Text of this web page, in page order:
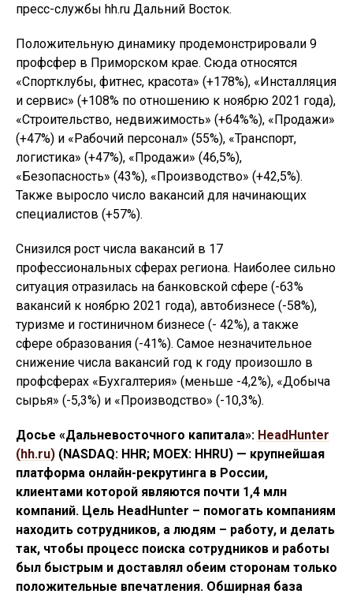
пресс-службы hh.ru Дальний Восток.
Положительную динамику продемонстрировали 9
профсфер в Приморском крае. Сюда относятся
«Спортклубы, фитнес, красота» (+178%), «Инсталляция
и сервис» (+108% по отношению к ноябрю 2021 года),
«Строительство, недвижимость» (+64%%), «Продажи»
(+47%) и «Рабочий персонал» (55%), «Транспорт,
логистика» (+47%), «Продажи» (46,5%),
«Безопасность» (43%), «Производство» (+42,5%).
Также выросло число вакансий для начинающих
специалистов (+57%).
Снизился рост числа вакансий в 17
профессиональных сферах региона. Наиболее сильно
ситуация отразилась на банковской сфере (-63%
вакансий к ноябрю 2021 года), автобизнесе (-58%),
туризме и гостиничном бизнесе (- 42%), а также
сфере образования (-41%). Самое незначительное
снижение числа вакансий год к году произошло в
профсферах «Бухгалтерия» (меньше -4,2%), «Добыча
сырья» (-5,3%) и «Производство» (-10,3%).
Досье «Дальневосточного капитала»: HeadHunter
(hh.ru) (NASDAQ: HHR; MOEX: HHRU) — крупнейшая
платформа онлайн-рекрутинга в России,
клиентами которой являются почти 1,4 млн
компаний. Цель HeadHunter – помогать компаниям
находить сотрудников, а людям – работу, и делать
так, чтобы процесс поиска сотрудников и работы
был быстрым и доставлял обеим сторонам только
положительные впечатления. Обширная база